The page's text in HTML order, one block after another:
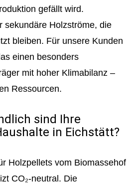
gefällt wird.
sekundäre Holzströme, die
bleiben. Für unsere Kunden
einen besonders
mit hoher Klimabilanz –
Ressourcen.
sind Ihre
in Eichstätt?
Holzpellets vom Biomassehof
CO₂-neutral. Die